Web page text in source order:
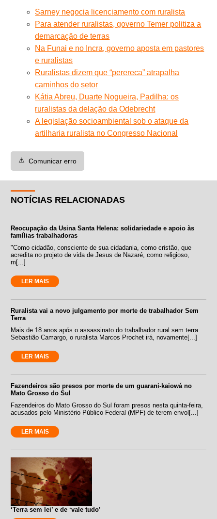
Sarney negocia licenciamento com ruralista
Para atender ruralistas, governo Temer politiza a
demarcação de terras
Na Funai e no Incra, governo aposta em pastores
e ruralistas
Ruralistas dizem que “perereca” atrapalha
caminhos do setor
Kátia Abreu, Duarte Nogueira, Padilha: os
ruralistas da delação da Odebrecht
A legislação socioambiental sob o ataque da
artilharia ruralista no Congresso Nacional
⚠️ Comunicar erro
NOTÍCIAS RELACIONADAS
Reocupação da Usina Santa Helena: solidariedade e apoio às
famílias trabalhadoras
"Como cidadão, consciente de sua cidadania, como cristão, que
acredita no projeto de vida de Jesus de Nazaré, como religioso,
m[...]
LER MAIS
Ruralista vai a novo julgamento por morte de trabalhador Sem
Terra
Mais de 18 anos após o assassinato do trabalhador rural sem terra
Sebastião Camargo, o ruralista Marcos Prochet irá, novamente[...]
LER MAIS
Fazendeiros são presos por morte de um guarani-kaiowá no
Mato Grosso do Sul
Fazendeiros do Mato Grosso do Sul foram presos nesta quinta-feira,
acusados pelo Ministério Público Federal (MPF) de terem envol[...]
LER MAIS
‘Terra sem lei’ e de ‘vale tudo’